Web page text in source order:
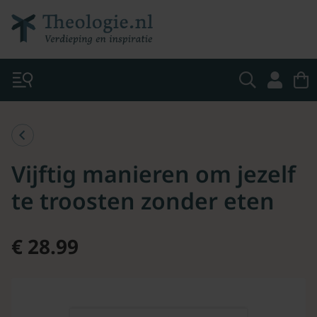
Vijftig manieren om jezelf
te troosten zonder eten
€ 28.99